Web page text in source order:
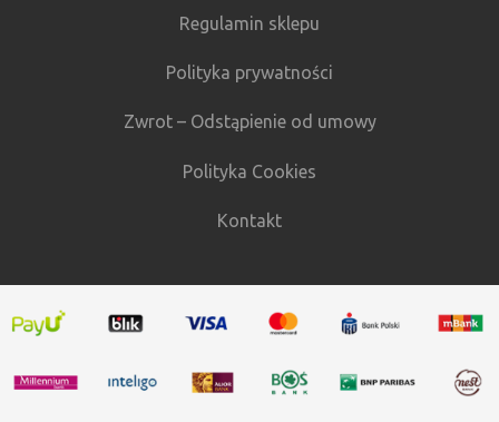
Regulamin sklepu
Polityka prywatności
Zwrot – Odstąpienie od umowy
Polityka Cookies
Kontakt